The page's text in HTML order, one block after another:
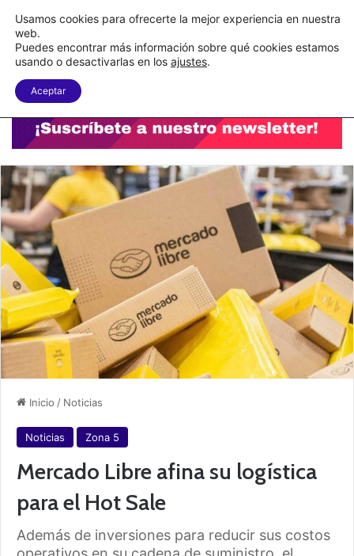
C&A México completa la implementación de su WMS en la nube
Menu
Inicio / Noticias
Noticias Zona 5
Mercado Libre afina su logística
para el Hot Sale
Además de inversiones para reducir sus costos
Usamos cookies para ofrecerte la mejor experiencia en nuestra
web.
Puedes encontrar más información sobre qué cookies estamos
usando o desactivarlas en los ajustes.
Aceptar